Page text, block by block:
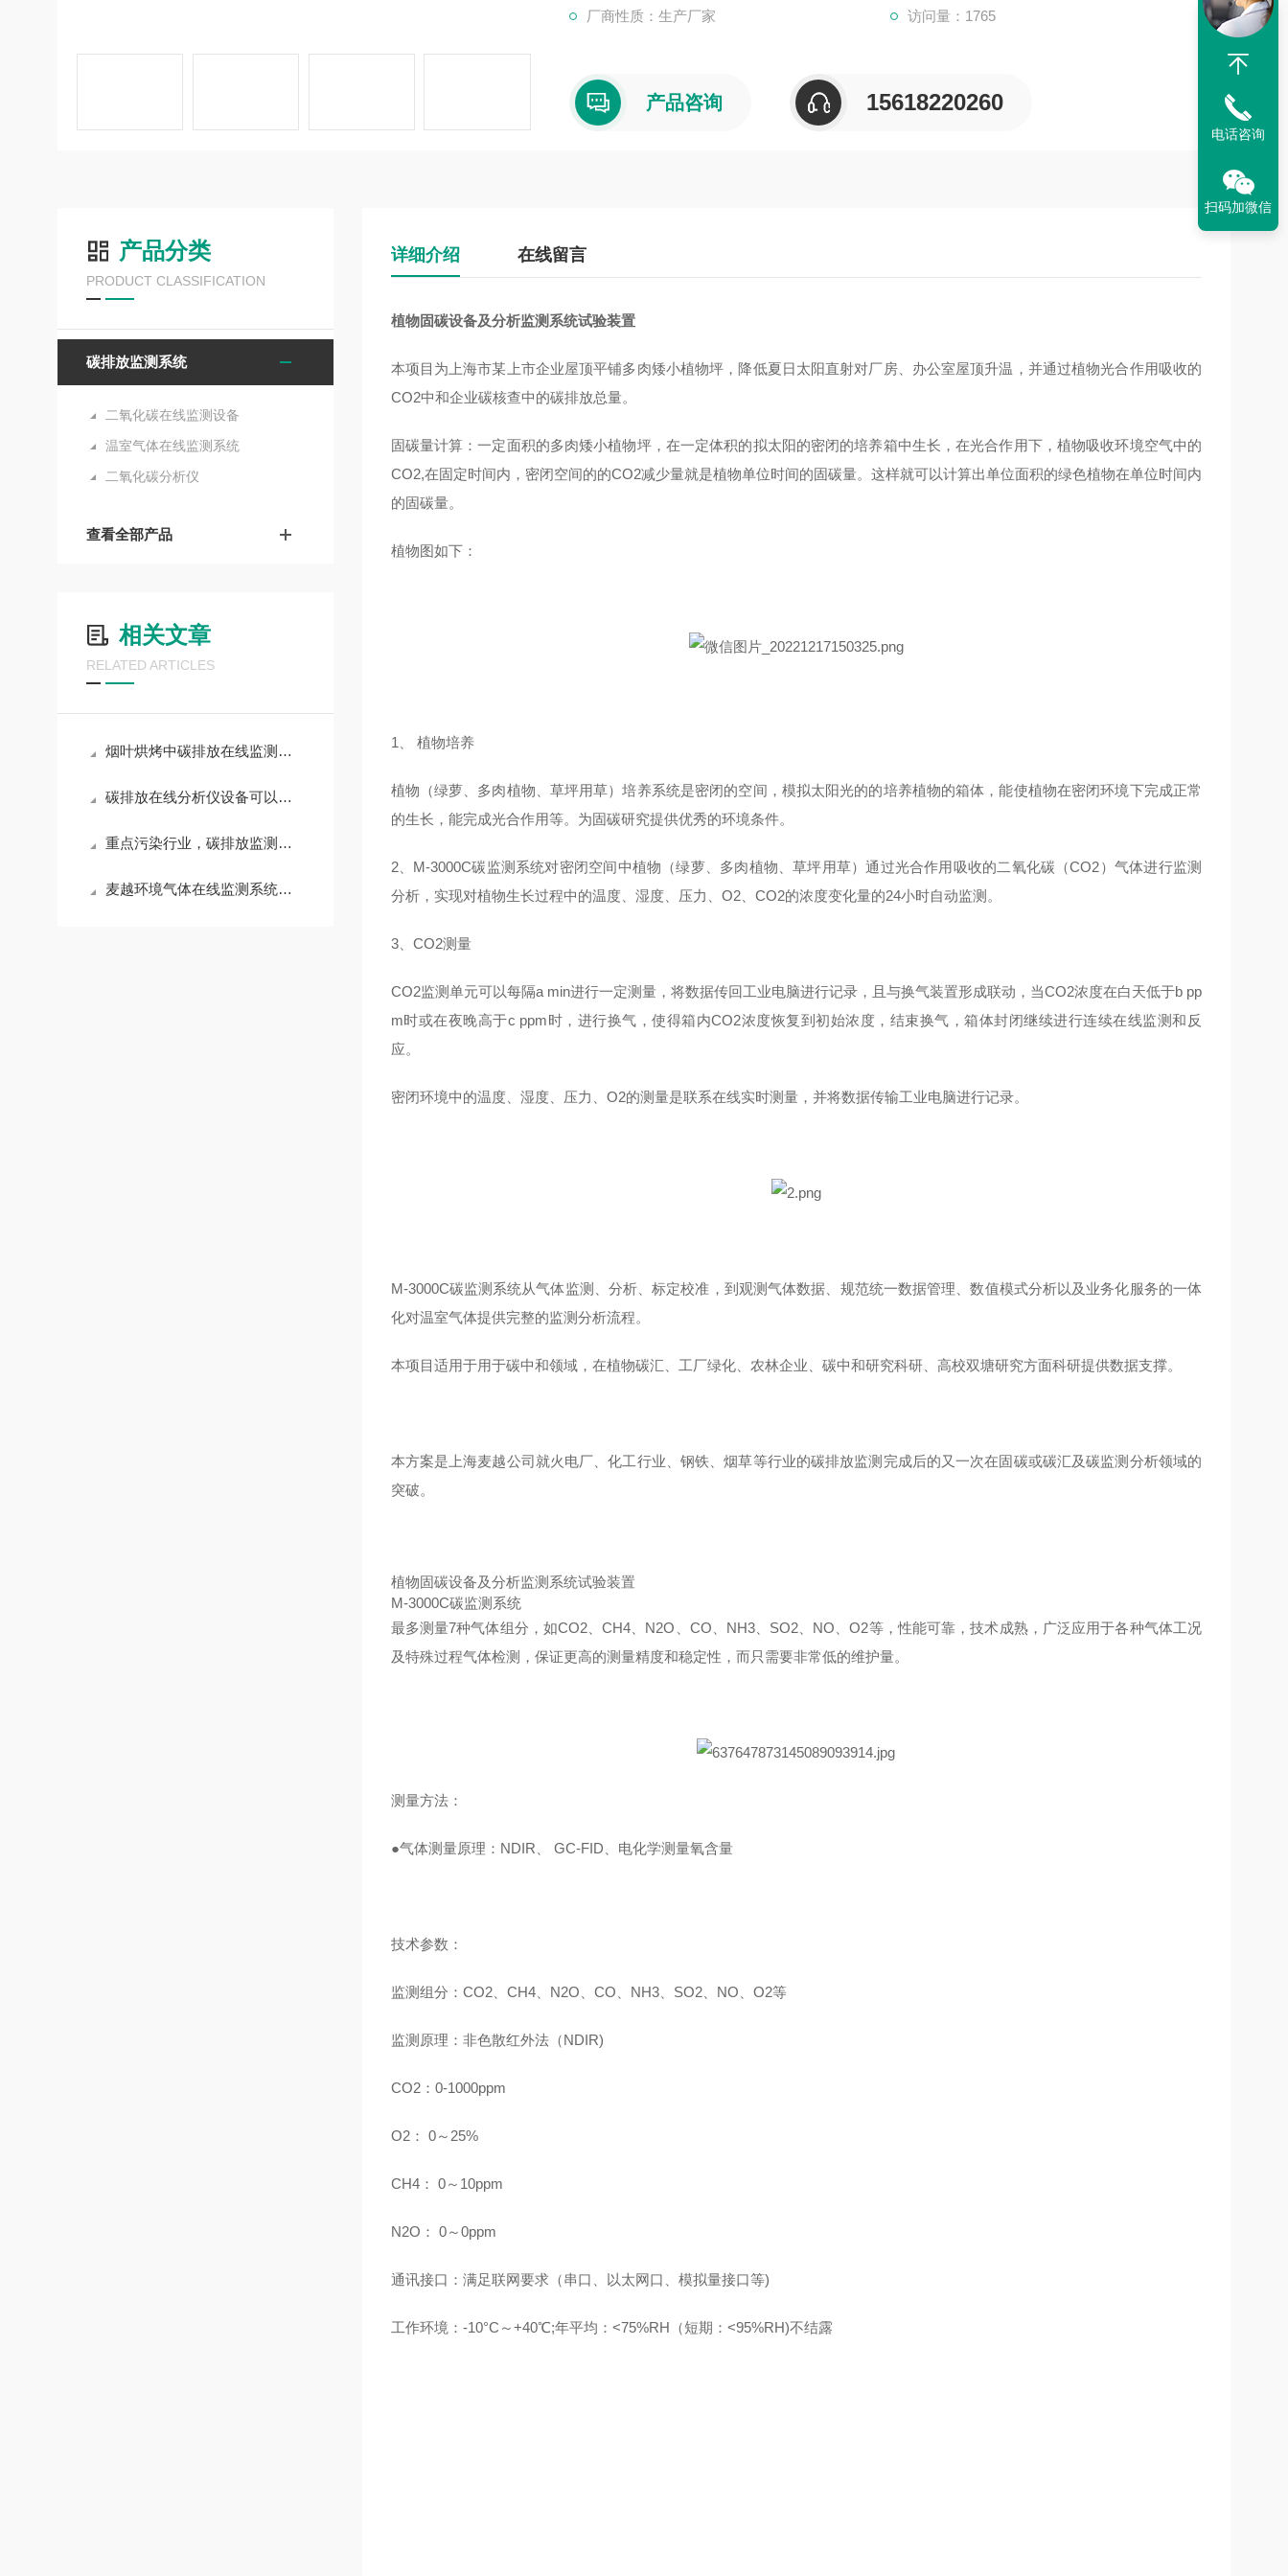
厂商性质：生产厂家 访问量：1765
产品咨询 15618220260
产品分类
PRODUCT CLASSIFICATION
碳排放监测系统
二氧化碳在线监测设备
温室气体在线监测系统
二氧化碳分析仪
查看全部产品
相关文章
RELATED ARTICLES
烟叶烘烤中碳排放在线监测系统的使用
碳排放在线分析仪设备可以监测水泥厂气体浓度
重点污染行业，碳排放监测方法和技术有哪些？
麦越环境气体在线监测系统运维 烟气监测系统运维第三方公司
详细介绍 在线留言
植物固碳设备及分析监测系统试验装置
本项目为上海市某上市企业屋顶平铺多肉矮小植物坪，降低夏日太阳直射对厂房、办公室屋顶升温，并通过植物光合作用吸收的
CO2中和企业碳核查中的碳排放总量。
固碳量计算：一定面积的多肉矮小植物坪，在一定体积的拟太阳的密闭的培养箱中生长，在光合作用下，植物吸收环境空气中的
CO2,在固定时间内，密闭空间的的CO2减少量就是植物单位时间的固碳量。这样就可以计算出单位面积的绿色植物在单位时间内
的固碳量。
植物图如下：
1、 植物培养
植物（绿萝、多肉植物、草坪用草）培养系统是密闭的空间，模拟太阳光的的培养植物的箱体，能使植物在密闭环境下完成正常
的生长，能完成光合作用等。为固碳研究提供优秀的环境条件。
2、M-3000C碳监测系统对密闭空间中植物（绿萝、多肉植物、草坪用草）通过光合作用吸收的二氧化碳（CO2）气体进行监测
分析，实现对植物生长过程中的温度、湿度、压力、O2、CO2的浓度变化量的24小时自动监测。
3、CO2测量
CO2监测单元可以每隔a min进行一定测量，将数据传回工业电脑进行记录，且与换气装置形成联动，当CO2浓度在白天低于b pp
m时或在夜晚高于c ppm时，进行换气，使得箱内CO2浓度恢复到初始浓度，结束换气，箱体封闭继续进行连续在线监测和反
应。
密闭环境中的温度、湿度、压力、O2的测量是联系在线实时测量，并将数据传输工业电脑进行记录。
M-3000C碳监测系统从气体监测、分析、标定校准，到观测气体数据、规范统一数据管理、数值模式分析以及业务化服务的一体
化对温室气体提供完整的监测分析流程。
本项目适用于用于碳中和领域，在植物碳汇、工厂绿化、农林企业、碳中和研究科研、高校双塘研究方面科研提供数据支撑。
本方案是上海麦越公司就火电厂、化工行业、钢铁、烟草等行业的碳排放监测完成后的又一次在固碳或碳汇及碳监测分析领域的
突破。
植物固碳设备及分析监测系统试验装置
M-3000C碳监测系统
最多测量7种气体组分，如CO2、CH4、N2O、CO、NH3、SO2、NO、O2等，性能可靠，技术成熟，广泛应用于各种气体工况
及特殊过程气体检测，保证更高的测量精度和稳定性，而只需要非常低的维护量。
测量方法：
●气体测量原理：NDIR、 GC-FID、电化学测量氧含量
技术参数：
监测组分：CO2、CH4、N2O、CO、NH3、SO2、NO、O2等
监测原理：非色散红外法（NDIR)
CO2：0-1000ppm
O2： 0～25%
CH4： 0～10ppm
N2O： 0～0ppm
通讯接口：满足联网要求（串口、以太网口、模拟量接口等)
工作环境：-10°C～+40℃;年平均：<75%RH（短期：<95%RH)不结露
电话咨询
扫码加微信